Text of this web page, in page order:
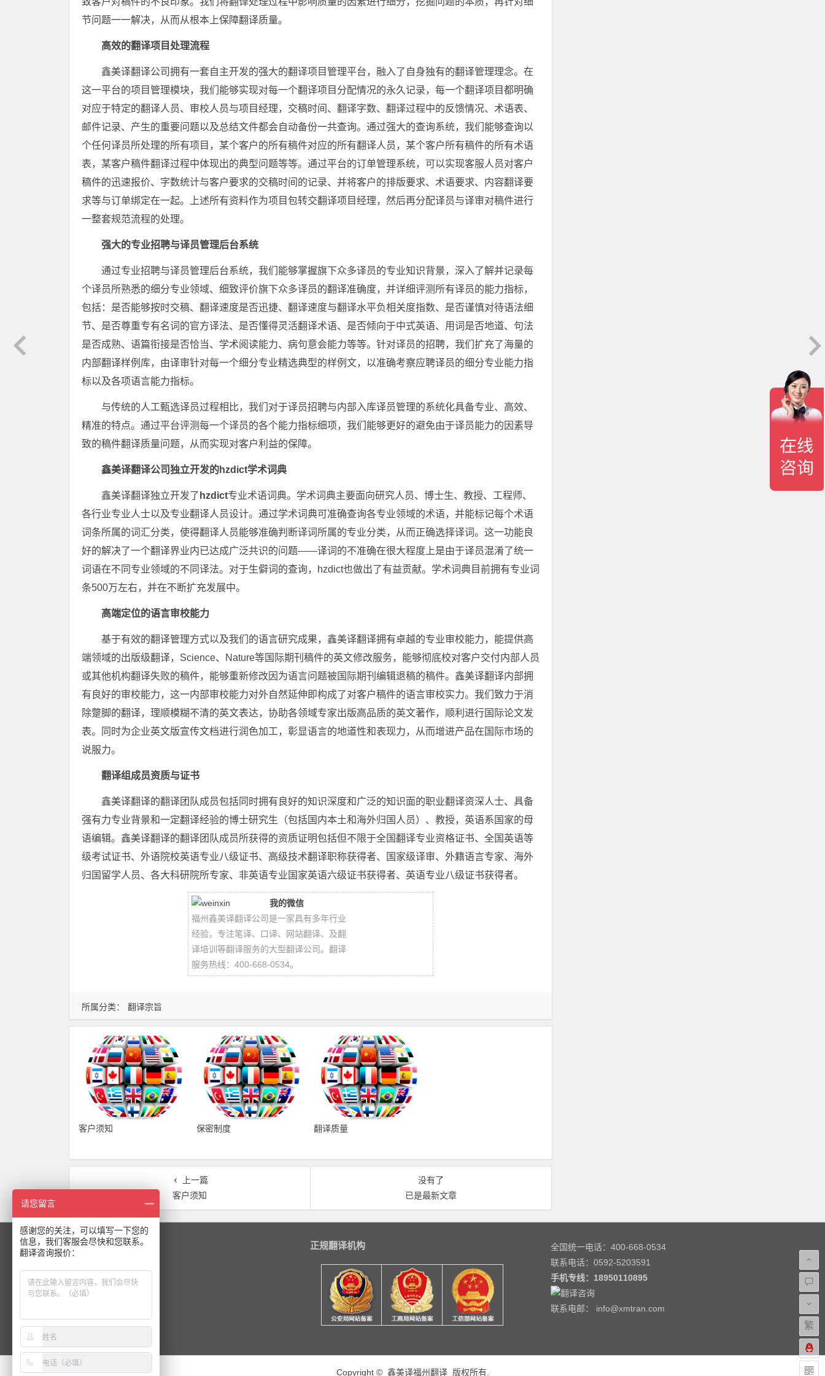
所属分类： 翻译宗旨
节问题一一解决，从而从根本上保障翻译质量。
高效的翻译项目处理流程
鑫美译翻译公司拥有一套自主开发的强大的翻译项目管理平台，融入了自身独有的翻译管理理念。在
这一平台的项目管理模块，我们能够实现对每一个翻译项目分配情况的永久记录，每一个翻译项目都明确
对应于特定的翻译人员、审校人员与项目经理，交稿时间、翻译字数、翻译过程中的反馈情况、术语表、
邮件记录、产生的重要问题以及总结文件都会自动备份一共查询。通过强大的查询系统，我们能够查询以
个任何译员所处理的所有项目，某个客户的所有稿件对应的所有翻译人员，某个客户所有稿件的所有术语
表，某客户稿件翻译过程中体现出的典型问题等等。通过平台的订单管理系统，可以实现客服人员对客户
稿件的迅速报价、字数统计与客户要求的交稿时间的记录、并将客户的排版要求、术语要求、内容翻译要
求等与订单绑定在一起。上述所有资料作为项目包转交翻译项目经理，然后再分配译员与译审对稿件进行
一整套规范流程的处理。
强大的专业招聘与译员管理后台系统
通过专业招聘与译员管理后台系统，我们能够掌握旗下众多译员的专业知识背景，深入了解并记录每
个译员所熟悉的细分专业领域、细致评价旗下众多译员的翻译准确度，并详细评测所有译员的能力指标，
包括：是否能够按时交稿、翻译速度是否迅捷、翻译速度与翻译水平负相关度指数、是否谨慎对待语法细
节、是否尊重专有名词的官方译法、是否懂得灵活翻译术语、是否倾向于中式英语、用词是否地道、句法
是否成熟、语篇衔接是否恰当、学术阅读能力、病句意会能力等等。针对译员的招聘，我们扩充了海量的
内部翻译样例库，由译审针对每一个细分专业精选典型的样例文，以准确考察应聘译员的细分专业能力指
标以及各项语言能力指标。
与传统的人工甄选译员过程相比，我们对于译员招聘与内部入库译员管理的系统化具备专业、高效、
精准的特点。通过平台评测每一个译员的各个能力指标细项，我们能够更好的避免由于译员能力的因素导
致的稿件翻译质量问题，从而实现对客户利益的保障。
鑫美译翻译公司独立开发的hzdict学术词典
鑫美译翻译独立开发了 hzdict专业术语词典。学术词典主要面向研究人员、博士生、教授、工程师、
各行业专业人士以及专业翻译人员设计。通过学术词典可准确查询各专业领域的术语，并能标记每个术语
词条所属的词汇分类，使得翻译人员能够准确判断译词所属的专业分类，从而正确选择译词。这一功能良
好的解决了一个翻译界业内已达成广泛共识的问题——译词的不准确在很大程度上是由于译员混淆了统一
词语在不同专业领域的不同译法。对于生僻词的查询，hzdict也做出了有益贡献。学术词典目前拥有专业词
条500万左右，并在不断扩充发展中。
高端定位的语言审校能力
基于有效的翻译管理方式以及我们的语言研究成果，鑫美译翻译拥有卓越的专业审校能力，能提供高
端领域的出版级翻译，Science、Nature等国际期刊稿件的英文修改服务，能够彻底校对客户交付内部人员
或其他机构翻译失败的稿件，能够重新修改因为语言问题被国际期刊编辑退稿的稿件。鑫美译翻译内部拥
有良好的审校能力，这一内部审校能力对外自然延伸即构成了对客户稿件的语言审校实力。我们致力于消
除蹩脚的翻译，理顺模糊不清的英文表达，协助各领域专家出版高品质的英文著作，顺利进行国际论文发
表。同时为企业英文版宣传文档进行润色加工，彰显语言的地道性和表现力，从而增进产品在国际市场的
说服力。
翻译组成员资质与证书
鑫美译翻译的翻译团队成员包括同时拥有良好的知识深度和广泛的知识面的职业翻译资深人士、具备
强有力专业背景和一定翻译经验的博士研究生（包括国内本土和海外归国人员）、教授，英语系国家的母
语编辑。鑫美译翻译的翻译团队成员所获得的资质证明包括但不限于全国翻译专业资格证书、全国英语等
级考试证书、外语院校英语专业八级证书、高级技术翻译职称获得者、国家级译审、外籍语言专家、海外
归国留学人员、各大科研院所专家、非英语专业国家英语六级证书获得者、英语专业八级证书获得者。
我的微信
福州鑫美译翻译公司是一家具有多年行业
经验，专注笔译、口译、网站翻译、及翻
译培训等翻译服务的大型翻译公司。翻译
服务热线：400-668-0534。
客户须知 保密制度 翻译质量
上一篇
客户须知
没有了
已是最新文章
关注我们 正规翻译机构
全国统一电话：400-668-0534
联系电话：0592-5203591
手机专线： 18950110895
联系电邮： info@xmtran.com
Copyright © 鑫美译福州翻译 版权所有.
繁
请您留言
感谢您的关注，可以填写一下您的
信息，我们客服会尽快和您联系。
翻译咨询报价：